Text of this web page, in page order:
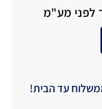
לפני מע"מ
ממשלוח עד הבית!